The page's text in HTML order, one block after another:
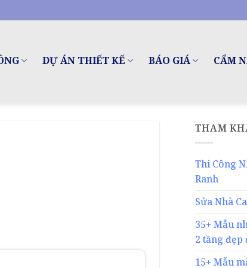
DỰ ÁN THIẾT KẾ BÁO GIÁ CẨM
THAM
Thi Công
Ranh
Sửa Nhà
35+ Mẫu
2 tầng đẹp
15+ Mẫu